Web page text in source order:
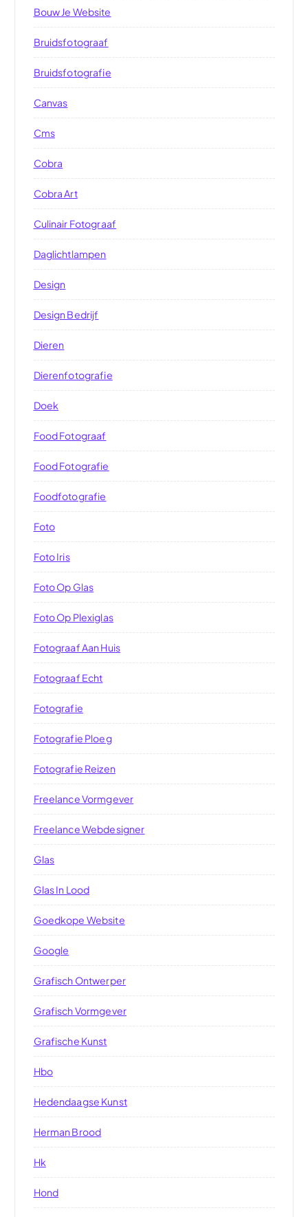
Bouw Je Website
Bruidsfotograaf
Bruidsfotografie
Canvas
Cms
Cobra
Cobra Art
Culinair Fotograaf
Daglichtlampen
Design
Design Bedrijf
Dieren
Dierenfotografie
Doek
Food Fotograaf
Food Fotografie
Foodfotografie
Foto
Foto Iris
Foto Op Glas
Foto Op Plexiglas
Fotograaf Aan Huis
Fotograaf Echt
Fotografie
Fotografie Ploeg
Fotografie Reizen
Freelance Vormgever
Freelance Webdesigner
Glas
Glas In Lood
Goedkope Website
Google
Grafisch Ontwerper
Grafisch Vormgever
Grafische Kunst
Hbo
Hedendaagse Kunst
Herman Brood
Hk
Hond